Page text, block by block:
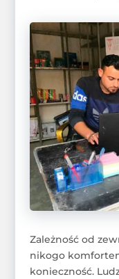
Zależność od
nikogo
konieczność.